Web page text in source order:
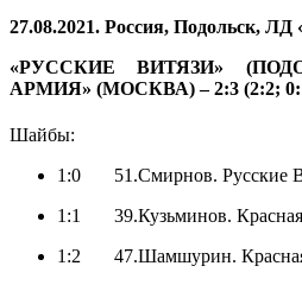
27.08.2021. Россия, Подольск, ЛД
«РУССКИЕ ВИТЯЗИ»
АРМИЯ» (МОСКВА) – 2:3 (2:2;
Шайбы:
1:0 51.Смирнов. Русские
1:1 39.Кузьминов.
1:2 47.Шамшурин.